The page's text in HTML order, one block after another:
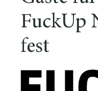
FuckUp
fest